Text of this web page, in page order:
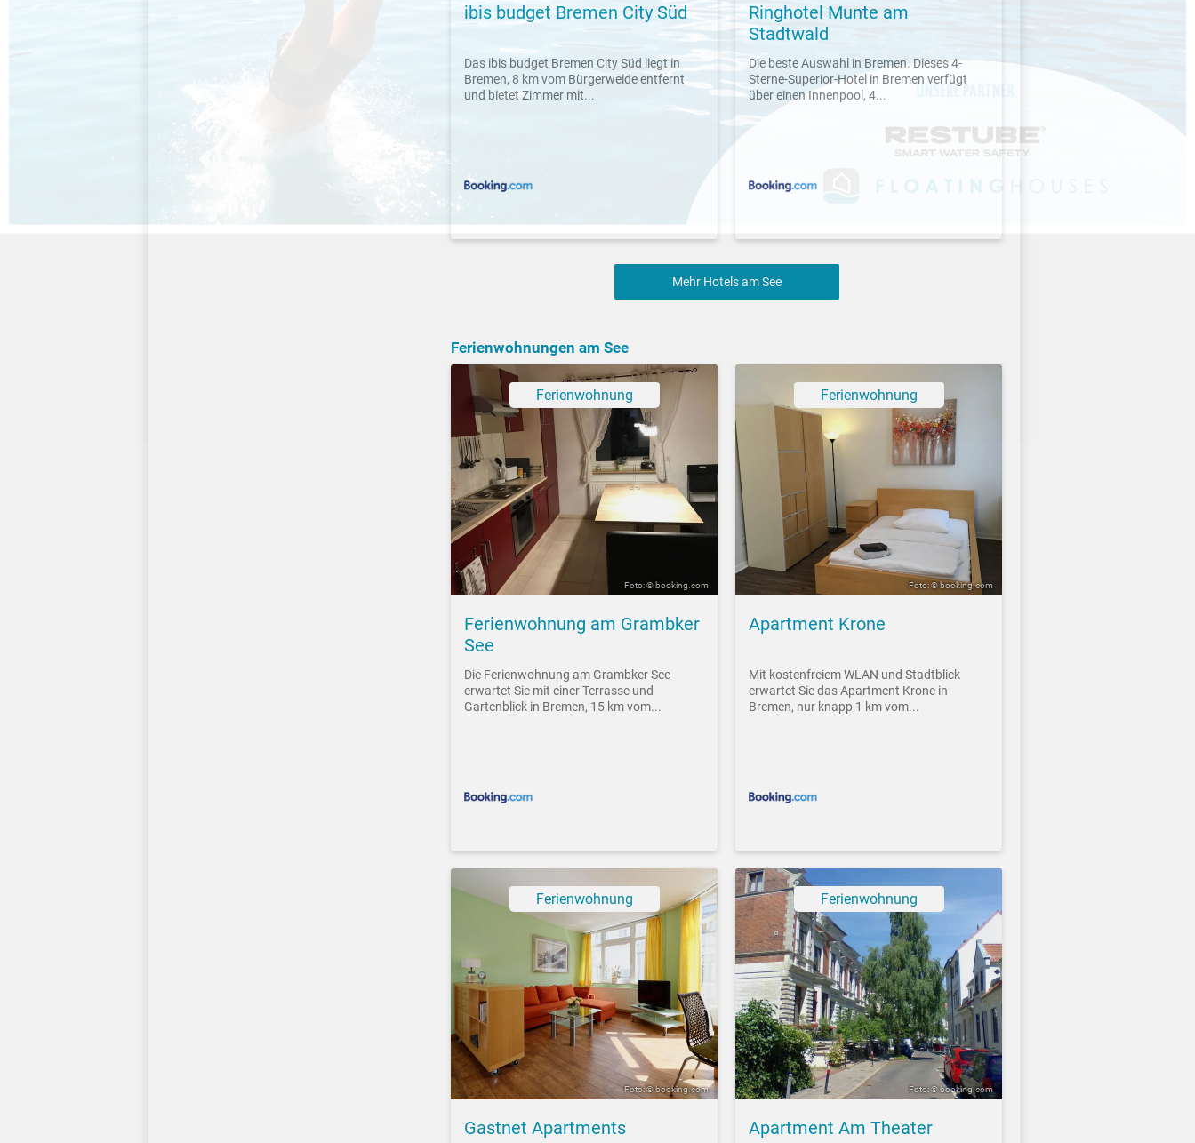
ibis budget Bremen City Süd
Das ibis budget Bremen City Süd liegt in
Bremen, 8 km vom Bürgerweide entfernt
und bietet Zimmer mit...
Ringhotel Munte am
Stadtwald
Die beste Auswahl in Bremen. Dieses 4-
Sterne-Superior-Hotel in Bremen verfügt
über einen Innenpool, 4...
Mehr Hotels am See
Ferienwohnungen am See
Ferienwohnung
Foto: © booking.com
Ferienwohnung am Grambker
See
Die Ferienwohnung am Grambker See
erwartet Sie mit einer Terrasse und
Gartenblick in Bremen, 15 km vom...
Ferienwohnung
Foto: © booking.com
Apartment Krone
Mit kostenfreiem WLAN und Stadtblick
erwartet Sie das Apartment Krone in
Bremen, nur knapp 1 km vom...
Ferienwohnung
Foto: © booking.com
Gastnet Apartments
Ferienwohnung
Foto: © booking.com
Apartment Am Theater